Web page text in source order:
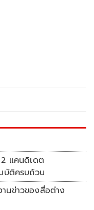
แคนดิเดต
บัติครบถ้วน
านข่าวของสื่อต่าง